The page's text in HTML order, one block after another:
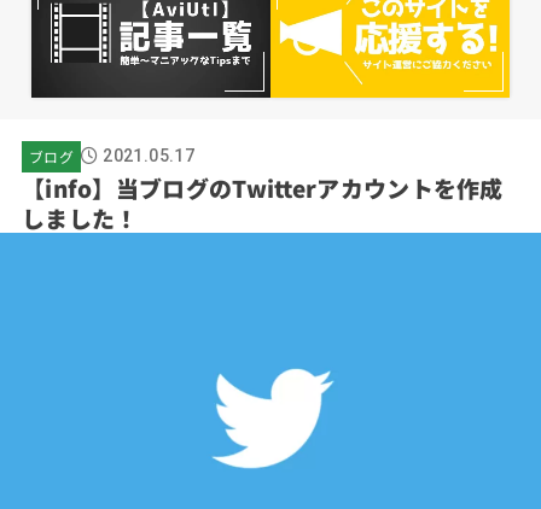
ブログ 2021.05.17
【info】当ブログのTwitterアカウントを作成
しました！